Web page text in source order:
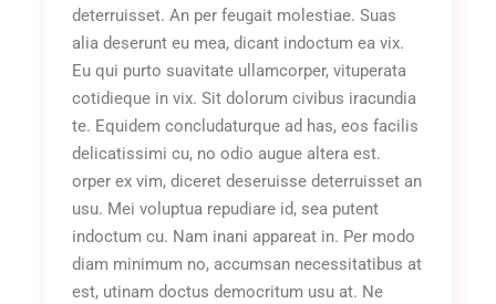
deterruisset. An per feugait molestiae. Suas
alia deserunt eu mea, dicant indoctum ea vix.
Eu qui purto suavitate ullamcorper, vituperata
cotidieque in vix. Sit dolorum civibus iracundia
te. Equidem concludaturque ad has, eos facilis
delicatissimi cu, no odio augue altera est.
orper ex vim, diceret deseruisse deterruisset an
usu. Mei voluptua repudiare id, sea putent
indoctum cu. Nam inani appareat in. Per modo
diam minimum no, accumsan necessitatibus at
est, utinam doctus democritum usu at. Ne